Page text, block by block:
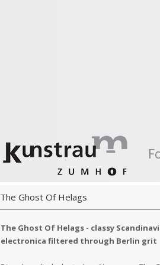
The Ghost Of Helags
The Ghost Of Helags - classy
electronica filtered through Berlin grit